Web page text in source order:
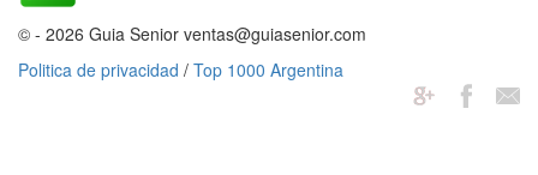
© - 2026 Guia Senior ventas@guiasenior.com
Politica de privacidad / Top 1000 Argentina